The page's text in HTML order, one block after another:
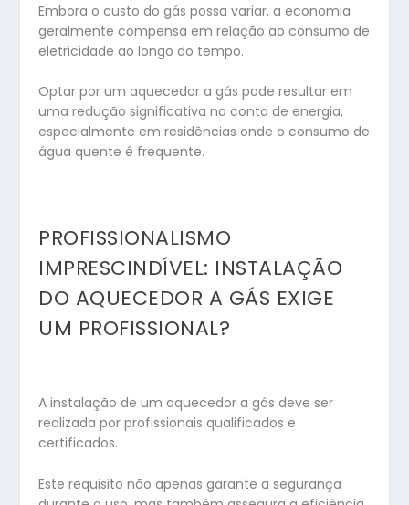
Embora o custo do gás possa variar, a economia
geralmente compensa em relação ao consumo de
eletricidade ao longo do tempo.
Optar por um aquecedor a gás pode resultar em
uma redução significativa na conta de energia,
especialmente em residências onde o consumo de
água quente é frequente.
PROFISSIONALISMO
IMPRESCINDÍVEL: INSTALAÇÃO
DO AQUECEDOR A GÁS EXIGE
UM PROFISSIONAL?
A instalação de um aquecedor a gás deve ser
realizada por profissionais qualificados e
certificados.
Este requisito não apenas garante a segurança